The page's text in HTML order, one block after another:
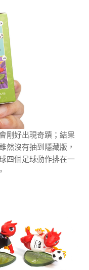
剛好出現奇蹟；結果
然沒有抽到隱藏版，
四個足球動作排在一